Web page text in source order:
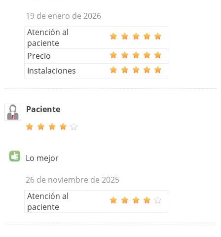
19 de enero de 2026
Atención al
paciente
Precio
Instalaciones
Paciente
Lo mejor
26 de noviembre de 2025
Atención al
paciente